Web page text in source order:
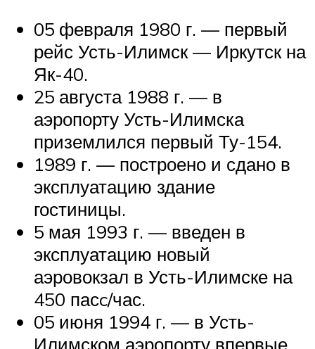
05 февраля 1980 г. — первый
рейс Усть-Илимск — Иркутск на
Як-40.
25 августа 1988 г. — в
аэропорту Усть-Илимска
приземлился первый Ту-154.
1989 г. — построено и сдано в
эксплуатацию здание
гостиницы.
5 мая 1993 г. — введен в
эксплуатацию новый
аэровокзал в Усть-Илимске на
450 пасc/час.
05 июня 1994 г. — в Усть-
Илимском аэропорту впервые